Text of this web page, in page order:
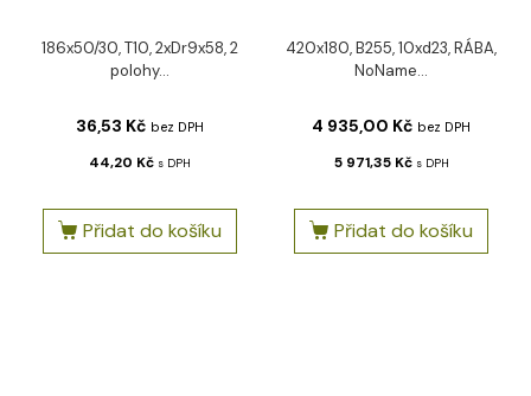
186x50/30, T10, 2xDr9x58, 2
polohy...
36,53 Kč bez DPH
44,20 Kč s DPH
Přidat do košíku
420x180, B255, 10xd23, RÁBA,
NoName...
4 935,00 Kč bez DPH
5 971,35 Kč s DPH
Přidat do košíku